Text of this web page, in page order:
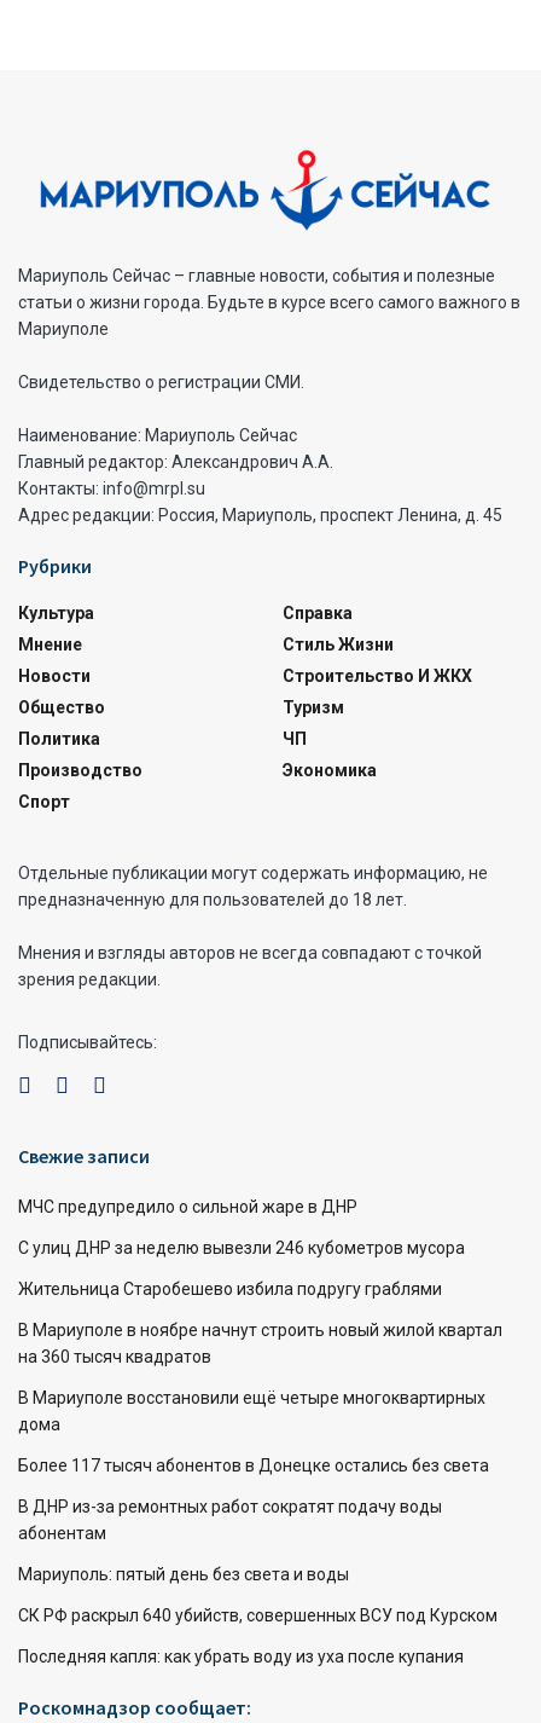
Мариуполь Сейчас – главные новости, события и полезные
статьи о жизни города. Будьте в курсе всего самого важного в
Мариуполе
Свидетельство о регистрации СМИ.
Наименование: Мариуполь Сейчас
Главный редактор: Александрович А.А.
Контакты: info@mrpl.su
Адрес редакции: Россия, Мариуполь, проспект Ленина, д. 45
Рубрики
Культура
Мнение
Новости
Общество
Политика
Производство
Спорт
Справка
Стиль Жизни
Строительство И ЖКХ
Туризм
ЧП
Экономика
Отдельные публикации могут содержать информацию, не
предназначенную для пользователей до 18 лет.
Мнения и взгляды авторов не всегда совпадают с точкой
зрения редакции.
Подписывайтесь:
Свежие записи
МЧС предупредило о сильной жаре в ДНР
С улиц ДНР за неделю вывезли 246 кубометров мусора
Жительница Старобешево избила подругу граблями
В Мариуполе в ноябре начнут строить новый жилой квартал
на 360 тысяч квадратов
В Мариуполе восстановили ещё четыре многоквартирных
дома
Более 117 тысяч абонентов в Донецке остались без света
В ДНР из-за ремонтных работ сократят подачу воды
абонентам
Мариуполь: пятый день без света и воды
СК РФ раскрыл 640 убийств, совершенных ВСУ под Курском
Последняя капля: как убрать воду из уха после купания
Роскомнадзор сообщает: